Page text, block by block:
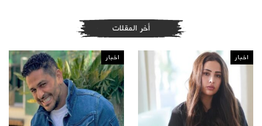
أخر المقلات
اخبار اخبار